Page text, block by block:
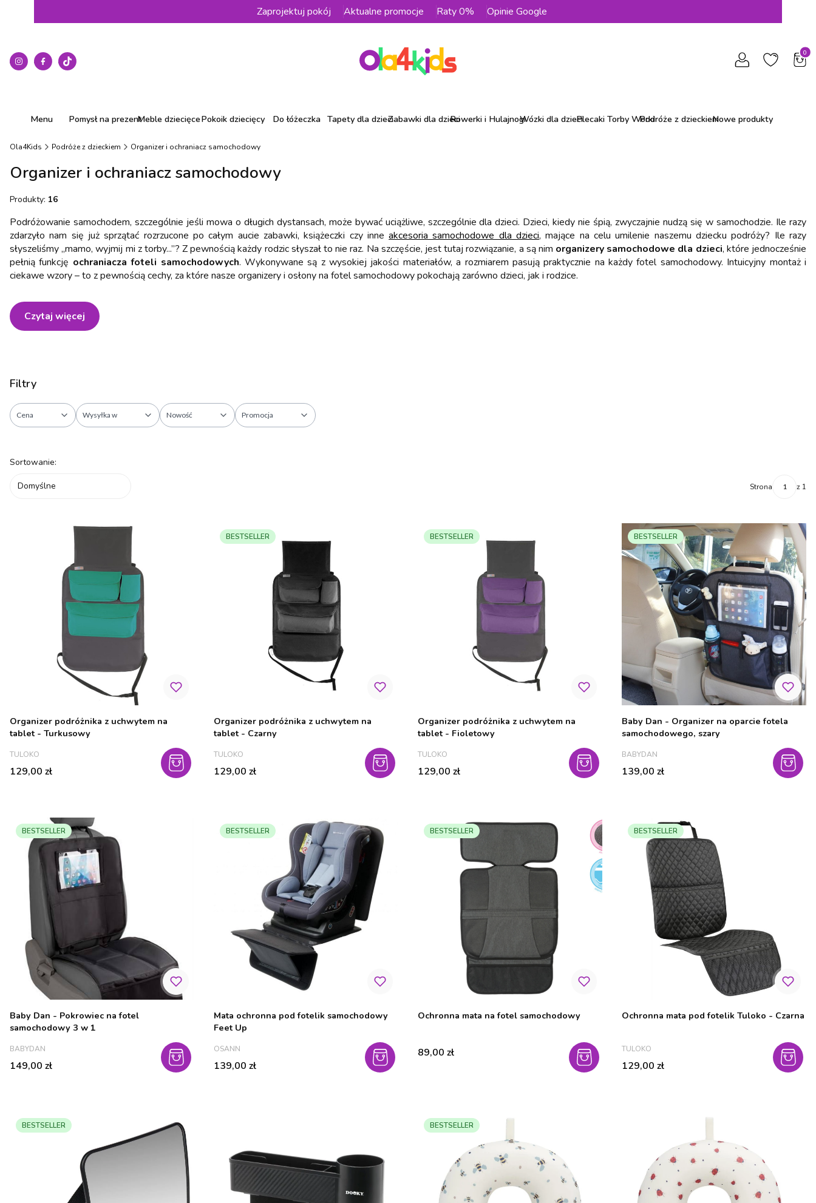
Zaprojektuj pokój Aktualne promocje Raty 0% Opinie Google
Menu Pomysł na prezentMeble dziecięcePokoik dziecięcy Do łóżeczka Tapety dla dzieciZabawki dla dzieciRowerki i HulajnogiWózki dla dzieciPlecaki Torby WorkiPodróże z dzieckiemNowe produkty
Ola4Kids Podróże z dzieckiem Organizer i ochraniacz samochodowy
Organizer i ochraniacz samochodowy
Produkty: 16
Podróżowanie samochodem, szczególnie jeśli mowa o długich dystansach, może bywać uciążliwe, szczególnie dla dzieci. Dzieci, kiedy nie śpią, zwyczajnie nudzą się w samochodzie. Ile razy
zdarzyło nam się już sprzątać rozrzucone po całym aucie zabawki, książeczki czy inneakcesoria samochodowe dla dzieci, mające na celu umilenie naszemu dziecku podróży? Ile razy
słyszeliśmy „mamo, wyjmij mi z torby...”? Z pewnością każdy rodzic słyszał to nie raz. Na szczęście, jest tutaj rozwiązanie, a są nim organizery samochodowe dla dzieci, które jednocześnie
pełnią funkcję ochraniacza foteli samochodowych. Wykonywane są z wysokiej jakości materiałów, a rozmiarem pasują praktycznie na każdy fotel samochodowy. Intuicyjny montaż i
ciekawe wzory – to z pewnością cechy, za które nasze organizery i osłony na fotel samochodowy pokochają zarówno dzieci, jak i rodzice.
Czytaj więcej
Filtry
Cena Wysyłka w Nowość Promocja
Lista produktów
Sortowanie:
Domyślne Strona z 1
Organizer podróżnika z uchwytem na
tablet - Turkusowy
PRODUCENT
TULOKO
Cena
129,00 zł
BESTSELLER
Organizer podróżnika z uchwytem na
tablet - Czarny
PRODUCENT
TULOKO
Cena
129,00 zł
BESTSELLER
Organizer podróżnika z uchwytem na
tablet - Fioletowy
PRODUCENT
TULOKO
Cena
129,00 zł
BESTSELLER
Baby Dan - Organizer na oparcie fotela
samochodowego, szary
PRODUCENT
BABYDAN
Cena
139,00 zł
BESTSELLER
Baby Dan - Pokrowiec na fotel
samochodowy 3 w 1
PRODUCENT
BABYDAN
Cena
149,00 zł
BESTSELLER
Mata ochronna pod fotelik samochodowy
Feet Up
PRODUCENT
OSANN
Cena
139,00 zł
BESTSELLER
Ochronna mata na fotel samochodowy
Cena
89,00 zł
BESTSELLER
Ochronna mata pod fotelik Tuloko - Czarna
PRODUCENT
TULOKO
Cena
129,00 zł
BESTSELLER BESTSELLER